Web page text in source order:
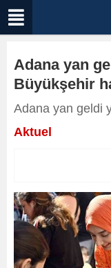
Adana yan
Büyükşehir
Adana yan geldi
Aktuel